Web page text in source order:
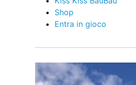
Shop
Entra in gioco